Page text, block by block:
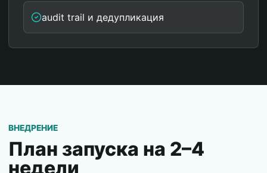
audit trail и дедупликация
ВНЕДРЕНИЕ
План запуска на 2–4
недели